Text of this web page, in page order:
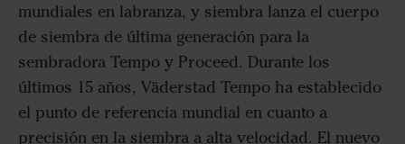
mundiales en labranza, y siembra lanza el cuerpo
de siembra de última generación para la
sembradora Tempo y Proceed. Durante los
últimos 15 años, Väderstad Tempo ha establecido
el punto de referencia mundial en cuanto a
precisión en la siembra a alta velocidad. El nuevo